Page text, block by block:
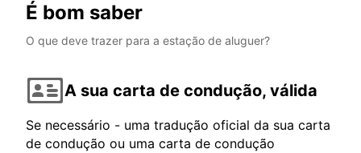
É bom saber
O que deve trazer para a estação de aluguer?
A sua carta de condução, válida
Se necessário - uma tradução oficial da sua carta
de condução ou uma carta de condução